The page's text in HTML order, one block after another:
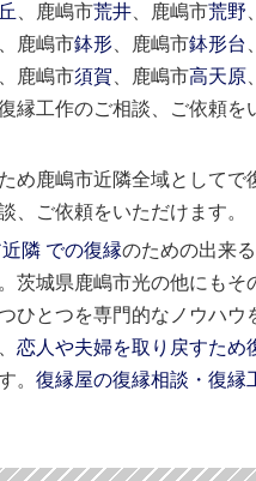
、鹿嶋市荒井 、鹿嶋市荒野
、鹿嶋市鉢形 、鹿嶋市鉢形台
、鹿嶋市須賀 、鹿嶋市高天原
縁工作のご相談、ご依頼を
め鹿嶋市近隣全域としてで
、ご依頼をいただけます。
隣 での復縁のための出来
茨城県鹿嶋市光の他にもそ
ひとつを専門的なノウハウ
恋人や夫婦を取り戻すため
。復縁屋の復縁相談・復縁